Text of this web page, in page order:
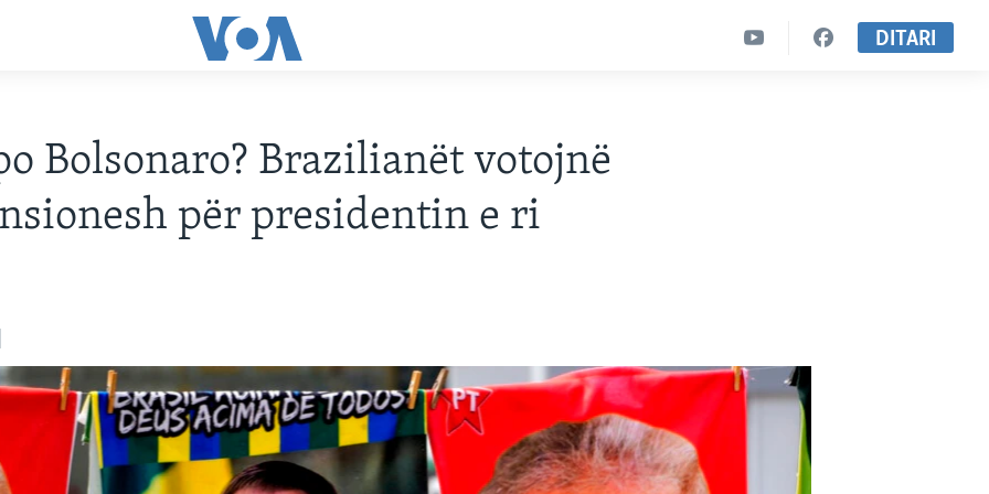
DITARI
Bolsonaro? Brazilianët votojnë
për presidentin e ri